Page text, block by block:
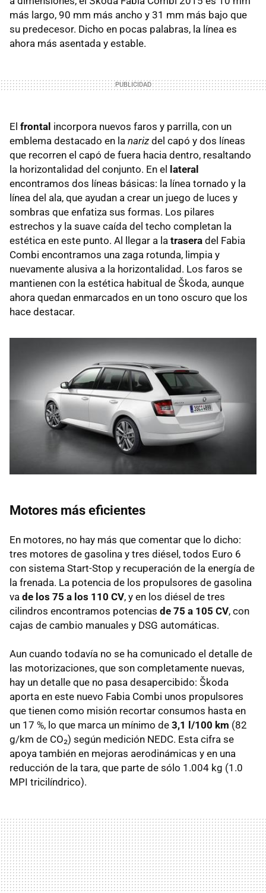
más largo, 90 mm más ancho y 31 mm más bajo que
su predecesor. Dicho en pocas palabras, la línea es
ahora más asentada y estable.
El frontal incorpora nuevos faros y parrilla, con un
emblema destacado en la nariz del capó y dos líneas
que recorren el capó de fuera hacia dentro, resaltando
la horizontalidad del conjunto. En el
lateral
encontramos dos líneas básicas: la línea tornado y la
línea del ala, que ayudan a crear un juego de luces y
sombras que enfatiza sus formas. Los pilares
estrechos y la suave caída del techo completan la
estética en este punto. Al llegar a la trasera del Fabia
Combi encontramos una zaga rotunda, limpia y
nuevamente alusiva a la horizontalidad. Los faros se
mantienen con la estética habitual de Škoda, aunque
ahora quedan enmarcados en un tono oscuro que los
hace destacar.
Motores más eficientes
En motores, no hay más que comentar que lo dicho:
tres motores de gasolina y tres diésel, todos Euro 6
con sistema Start-Stop y recuperación de la energía de
la frenada. La potencia de los propulsores de gasolina
va de los 75 a los 110 CV, y en los diésel de tres
cilindros encontramos potencias de 75 a 105 CV, con
cajas de cambio manuales y DSG automáticas.
Aun cuando todavía no se ha comunicado el detalle de
las motorizaciones, que son completamente nuevas,
hay un detalle que no pasa desapercibido: Škoda
aporta en este nuevo Fabia Combi unos propulsores
que tienen como misión recortar consumos hasta en
un 17 %, lo que marca un mínimo de 3,1 l/100 km (82
g/km de CO₂) según medición NEDC. Esta cifra se
apoya también en mejoras aerodinámicas y en una
reducción de la tara, que parte de sólo 1.004 kg (1.0
MPI tricilíndrico).